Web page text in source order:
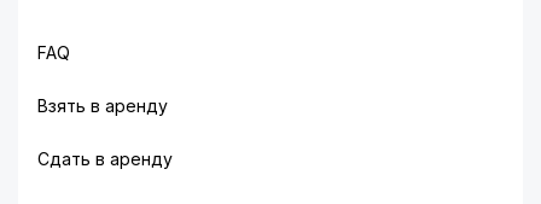
FAQ
Взять в аренду
Сдать в аренду